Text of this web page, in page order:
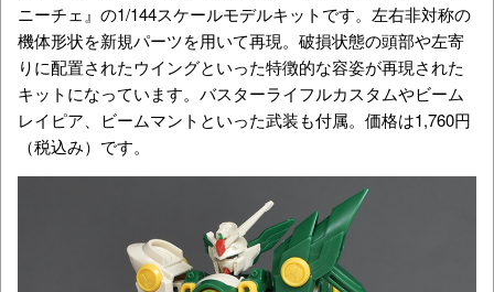
ニーチェ』の1/144スケールモデルキットです。左右非対称の
機体形状を新規パーツを用いて再現。破損状態の頭部や左寄
りに配置されたウイングといった特徴的な容姿が再現された
キットになっています。バスターライフルカスタムやビーム
レイピア、ビームマントといった武装も付属。価格は1,760円
（税込み）です。